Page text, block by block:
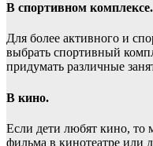
В спортивном комплексе.
Для более активного и
выбрать спортивный
придумать различные
В кино.
Если дети любят кино, то
фильма в кинотеатре или